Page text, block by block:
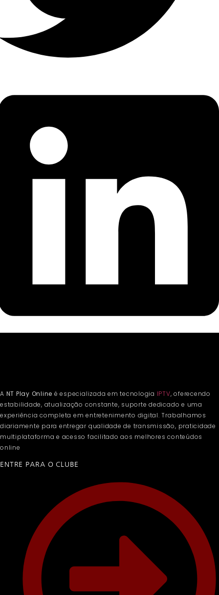
A NT Play Online é especializada em tecnologia IPTV, oferecendo
estabilidade, atualização constante, suporte dedicado e uma
experiência completa em entretenimento digital. Trabalhamos
diariamente para entregar qualidade de transmissão, praticidade
multiplataforma e acesso facilitado aos melhores conteúdos
online
ENTRE PARA O CLUBE